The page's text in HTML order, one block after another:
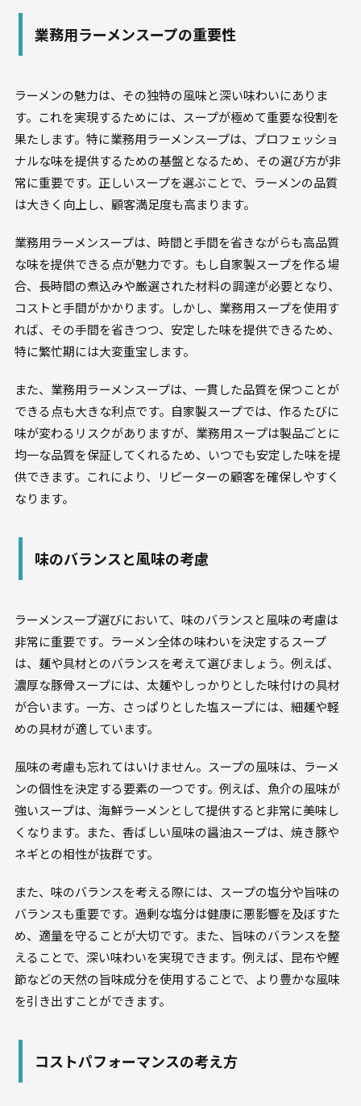
業務用ラーメンスープの重要性​
ラーメンの魅力は、その独特の風味と深い味わいにありま
す。これを実現するためには、スープが極めて重要な役割を
果たします。特に業務用ラーメンスープは、プロフェッショ
ナルな味を提供するための基盤となるため、その選び方が非
常に重要です。正しいスープを選ぶことで、ラーメンの品質
は大きく向上し、顧客満足度も高まります。
業務用ラーメンスープは、時間と手間を省きながらも高品質
な味を提供できる点が魅力です。もし自家製スープを作る場
合、長時間の煮込みや厳選された材料の調達が必要となり、
コストと手間がかかります。しかし、業務用スープを使用す
れば、その手間を省きつつ、安定した味を提供できるため、
特に繁忙期には大変重宝します。
また、業務用ラーメンスープは、一貫した品質を保つことが
できる点も大きな利点です。自家製スープでは、作るたびに
味が変わるリスクがありますが、業務用スープは製品ごとに
均一な品質を保証してくれるため、いつでも安定した味を提
供できます。これにより、リピーターの顧客を確保しやすく
なります。
味のバランスと風味の考慮
ラーメンスープ選びにおいて、味のバランスと風味の考慮は
非常に重要です。ラーメン全体の味わいを決定するスープ
は、麺や具材とのバランスを考えて選びましょう。例えば、
濃厚な豚骨スープには、太麺やしっかりとした味付けの具材
が合います。一方、さっぱりとした塩スープには、細麺や軽
めの具材が適しています。
風味の考慮も忘れてはいけません。スープの風味は、ラーメ
ンの個性を決定する要素の一つです。例えば、魚介の風味が
強いスープは、海鮮ラーメンとして提供すると非常に美味し
くなります。また、香ばしい風味の醤油スープは、焼き豚や
ネギとの相性が抜群です。
また、味のバランスを考える際には、スープの塩分や旨味の
バランスも重要です。過剰な塩分は健康に悪影響を及ぼすた
め、適量を守ることが大切です。また、旨味のバランスを整
えることで、深い味わいを実現できます。例えば、昆布や鰹
節などの天然の旨味成分を使用することで、より豊かな風味
を引き出すことができます。
コストパフォーマンスの考え方